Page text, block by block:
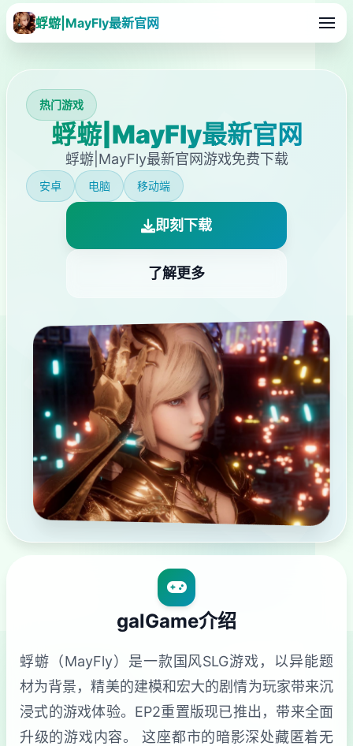
蜉蝣|MayFly最新官网
热门游戏
蜉蝣|MayFly最新官网
蜉蝣|MayFly最新官网游戏免费下载
安卓 电脑 移动端
即刻下载
了解更多
galGame介绍
蜉蝣（MayFly）是一款国风SLG游戏，以异能题
材为背景，精美的建模和宏大的剧情为玩家带来沉
浸式的游戏体验。EP2重置版现已推出，带来全面
升级的游戏内容。 这座都市的暗影深处藏匿着无